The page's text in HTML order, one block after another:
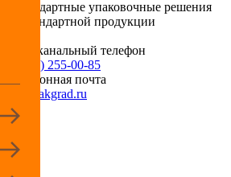
Нестандартные упаковочные решения
для стандартной продукции
Многоканальный телефон
+7 (495) 255-00-85
Электронная почта
info@pakgrad.ru